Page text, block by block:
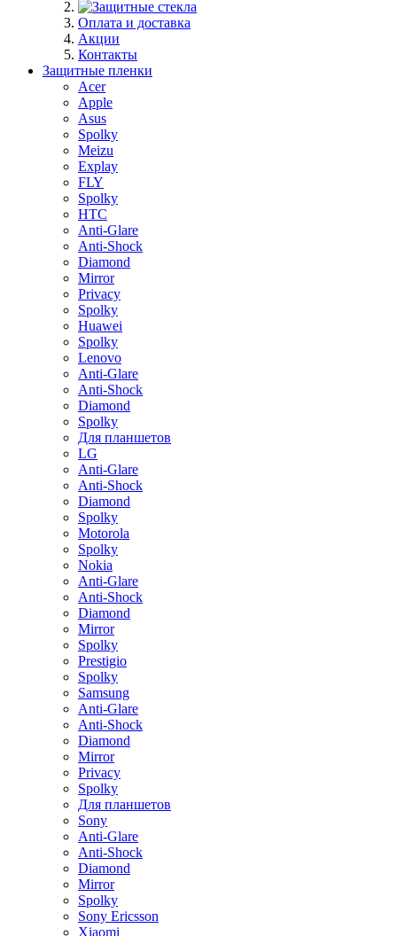
Оплата и доставка
Акции
Контакты
Защитные пленки
Acer
Apple
Asus
Spolky
Meizu
Explay
FLY
Spolky
HTC
Anti-Glare
Anti-Shock
Diamond
Mirror
Privacy
Spolky
Huawei
Spolky
Lenovo
Anti-Glare
Anti-Shock
Diamond
Spolky
Для планшетов
LG
Anti-Glare
Anti-Shock
Diamond
Spolky
Motorola
Spolky
Nokia
Anti-Glare
Anti-Shock
Diamond
Mirror
Spolky
Prestigio
Spolky
Samsung
Anti-Glare
Anti-Shock
Diamond
Mirror
Privacy
Spolky
Для планшетов
Sony
Anti-Glare
Anti-Shock
Diamond
Mirror
Spolky
Sony Ericsson
Xiaomi